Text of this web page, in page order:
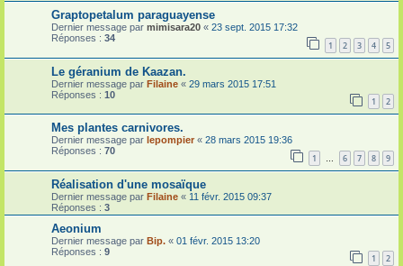
Graptopetalum paraguayense
Dernier message par mimisara20 « 23 sept. 2015 17:32
Réponses : 34
1 2 3 4 5
Le géranium de Kaazan.
Dernier message par Filaine « 29 mars 2015 17:51
Réponses : 10
1 2
Mes plantes carnivores.
Dernier message par lepompier « 28 mars 2015 19:36
Réponses : 70
1 … 6 7 8 9
Réalisation d'une mosaïque
Dernier message par Filaine « 11 févr. 2015 09:37
Réponses : 3
Aeonium
Dernier message par Bip. « 01 févr. 2015 13:20
Réponses : 9
1 2